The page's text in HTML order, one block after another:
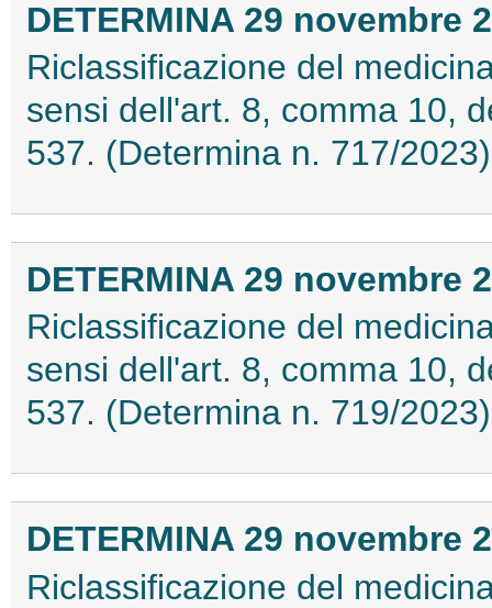
DETERMINA 29 novembre
Riclassificazione del
sensi dell'art. 8, comma 10,
537. (Determina n. 717/
DETERMINA 29 novembre
Riclassificazione del
sensi dell'art. 8, comma 10,
537. (Determina n. 719/
DETERMINA 29 novembre
Riclassificazione del